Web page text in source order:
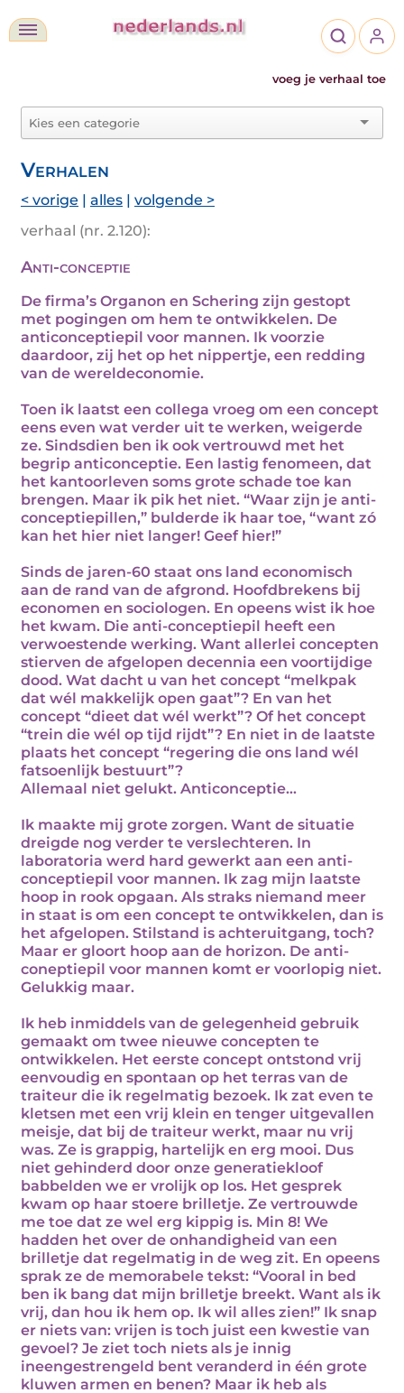
voeg je verhaal toe
Verhalen
< vorige | alles | volgende >
verhaal (nr. 2.120):
Anti-conceptie
De firma’s Organon en Schering zijn gestopt
met pogingen om hem te ontwikkelen. De
anticonceptiepil voor mannen. Ik voorzie
daardoor, zij het op het nippertje, een redding
van de wereldeconomie.
Toen ik laatst een collega vroeg om een concept
eens even wat verder uit te werken, weigerde
ze. Sindsdien ben ik ook vertrouwd met het
begrip anticonceptie. Een lastig fenomeen, dat
het kantoorleven soms grote schade toe kan
brengen. Maar ik pik het niet. “Waar zijn je anti-
conceptiepillen,” bulderde ik haar toe, “want zó
kan het hier niet langer! Geef hier!”
Sinds de jaren-60 staat ons land economisch
aan de rand van de afgrond. Hoofdbrekens bij
economen en sociologen. En opeens wist ik hoe
het kwam. Die anti-conceptiepil heeft een
verwoestende werking. Want allerlei concepten
stierven de afgelopen decennia een voortijdige
dood. Wat dacht u van het concept “melkpak
dat wél makkelijk open gaat”? En van het
concept “dieet dat wél werkt”? Of het concept
“trein die wél op tijd rijdt”? En niet in de laatste
plaats het concept “regering die ons land wél
fatsoenlijk bestuurt”?
Allemaal niet gelukt. Anticonceptie…
Ik maakte mij grote zorgen. Want de situatie
dreigde nog verder te verslechteren. In
laboratoria werd hard gewerkt aan een anti-
conceptiepil voor mannen. Ik zag mijn laatste
hoop in rook opgaan. Als straks niemand meer
in staat is om een concept te ontwikkelen, dan is
het afgelopen. Stilstand is achteruitgang, toch?
Maar er gloort hoop aan de horizon. De anti-
coneptiepil voor mannen komt er voorlopig niet.
Gelukkig maar.
Ik heb inmiddels van de gelegenheid gebruik
gemaakt om twee nieuwe concepten te
ontwikkelen. Het eerste concept ontstond vrij
eenvoudig en spontaan op het terras van de
traiteur die ik regelmatig bezoek. Ik zat even te
kletsen met een vrij klein en tenger uitgevallen
meisje, dat bij de traiteur werkt, maar nu vrij
was. Ze is grappig, hartelijk en erg mooi. Dus
niet gehinderd door onze generatiekloof
babbelden we er vrolijk op los. Het gesprek
kwam op haar stoere brilletje. Ze vertrouwde
me toe dat ze wel erg kippig is. Min 8! We
hadden het over de onhandigheid van een
brilletje dat regelmatig in de weg zit. En opeens
sprak ze de memorabele tekst: “Vooral in bed
ben ik bang dat mijn brilletje breekt. Want als ik
vrij, dan hou ik hem op. Ik wil alles zien!” Ik snap
er niets van: vrijen is toch juist een kwestie van
gevoel? Je ziet toch niets als je innig
ineengestrengeld bent veranderd in één grote
kluwen armen en benen? Maar ik heb als